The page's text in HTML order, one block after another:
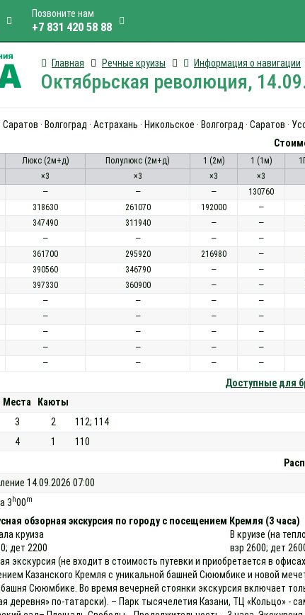
Позвоните нам
+7 831 420 58 88
Главная Речные круизы Информация о навигации
Октябрьская революция,
· Волгоград · Астрахань · Никольское · Волгоград · Саратов ·
Люкс (2м+д) Полулюкс (2м+д) 1 (2м) 1 (1м)
×3 ×3 ×3 ×3
— — — 130760
318630 261070 192000 —
347490 311940 — —
— — — —
361700 295920 216980 —
390560 346790 — —
397330 360900 — —
— — — —
— — — —
— — — —
— — — —
— — — —
Доступные для
Места
Каюты
3 2
112; 114
4 1
110
14.09.2026 07:00
3 h00m
обзорная экскурсия по городу с посещением Кремля (3 часа)
круиза
дет 2200
В круизе (на
взр 2600; дет
экскурсия (не входит в стоимость путевки и приобретается в
Казанского Кремля с уникальной башней Сююмбике и новой
Сююмбике. Во время вечерней стоянки экскурсия включает
деревня» по-татарски). – Парк тысячелетия Казани, ТЦ «Кольцо» -